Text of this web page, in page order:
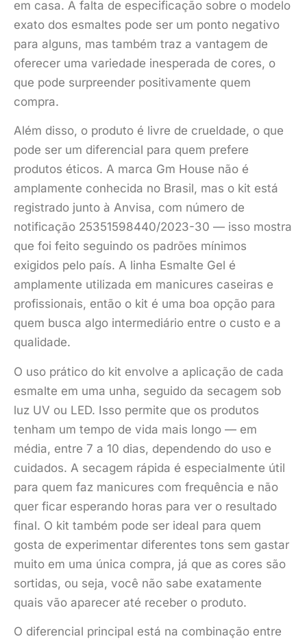
em casa. A falta de especificação sobre o modelo
exato dos esmaltes pode ser um ponto negativo
para alguns, mas também traz a vantagem de
oferecer uma variedade inesperada de cores, o
que pode surpreender positivamente quem
compra.
Além disso, o produto é livre de crueldade, o que
pode ser um diferencial para quem prefere
produtos éticos. A marca Gm House não é
amplamente conhecida no Brasil, mas o kit está
registrado junto à Anvisa, com número de
notificação 25351598440/2023-30 — isso mostra
que foi feito seguindo os padrões mínimos
exigidos pelo país. A linha Esmalte Gel é
amplamente utilizada em manicures caseiras e
profissionais, então o kit é uma boa opção para
quem busca algo intermediário entre o custo e a
qualidade.
O uso prático do kit envolve a aplicação de cada
esmalte em uma unha, seguido da secagem sob
luz UV ou LED. Isso permite que os produtos
tenham um tempo de vida mais longo — em
média, entre 7 a 10 dias, dependendo do uso e
cuidados. A secagem rápida é especialmente útil
para quem faz manicures com frequência e não
quer ficar esperando horas para ver o resultado
final. O kit também pode ser ideal para quem
gosta de experimentar diferentes tons sem gastar
muito em uma única compra, já que as cores são
sortidas, ou seja, você não sabe exatamente
quais vão aparecer até receber o produto.
O diferencial principal está na combinação entre